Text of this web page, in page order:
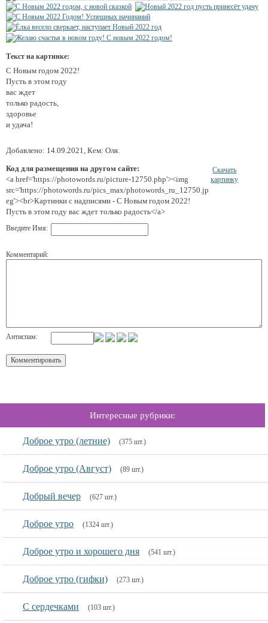
Текст на картинке:
С Новым годом 2022!
Пусть в этом году
вас ждет
только радость,
здоровье
и удача!
Добавлено: 14.09.2021, Кем: Оля.
Код для размещения на другом сайте:
<a href='https://photowords.ru/picture-12750.php'><img
src='https://photowords.ru/pics_max/photowords_ru_12750.jp
eg'><br>Картинки с надписями - С Новым годом 2022!
Пусть в этом году вас ждет только радость</a>
Скачать
картинку
Введите Имя:
Комментарий:
Антиспам:
Интересные рубрики:
Доброе утро (летние) (375 шт.)
Доброе утро (Август) (89 шт.)
Добрый вечер (627 шт.)
Доброе утро (1324 шт.)
Доброе утро и хорошего дня (541 шт.)
Доброе утро (гифки) (273 шт.)
С сердечками (103 шт.)